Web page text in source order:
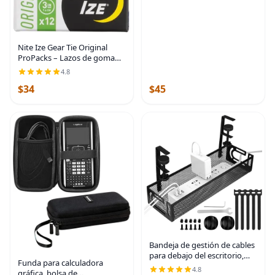
Nite Ize Gear Tie Original
ProPacks – Lazos de goma
reutilizables para uso en
interiores y exteriores –
Interior de alambre flexible –
4.8
$34 $45
Funda para calculadora
Bandeja de gestión de cables
para debajo del escritorio,
gestión de cables debajo del
4.8